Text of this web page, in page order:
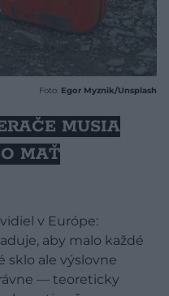
Foto: Egor Myznik/Unsplash
MUSIA
MAŤ
v Európe:
aby malo každé
sklo ale výslovne
— teoreticky